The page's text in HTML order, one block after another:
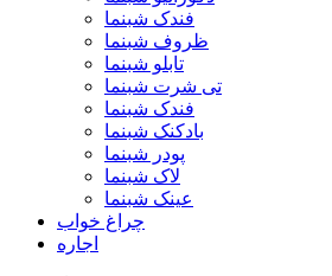
فندک شبنما
ظروف شبنما
تابلو شبنما
تی شرت شبنما
فندک شبنما
بادکنک شبنما
پودر شبنما
لاک شبنما
عینک شبنما
چراغ خواب
اجاره